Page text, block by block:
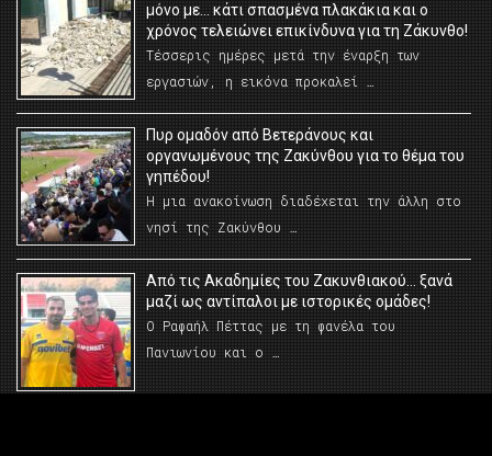
μόνο με… κάτι σπασμένα πλακάκια και ο
χρόνος τελειώνει επικίνδυνα για τη Ζάκυνθο!
Τέσσερις ημέρες μετά την έναρξη των
εργασιών, η εικόνα προκαλεί …
Πυρ ομαδόν από Βετεράνους και
οργανωμένους της Ζακύνθου για το θέμα του
γηπέδου!
Η μια ανακοίνωση διαδέχεται την άλλη στο
νησί της Ζακύνθου …
Από τις Ακαδημίες του Ζακυνθιακού… ξανά
μαζί ως αντίπαλοι με ιστορικές ομάδες!
Ο Ραφαήλ Πέττας με τη φανέλα του
Πανιωνίου και ο …